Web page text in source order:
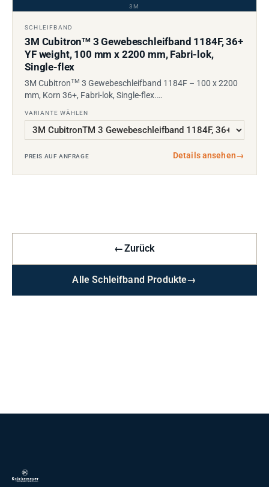
3M
SCHLEIFBAND
3M CubitronTM3 Gewebeschleifband 1184F, 36+
YF weight, 100 mm x 2200 mm, Fabri-lok,
Single-flex
3M CubitronTM 3 Gewebeschleifband 1184F – 100 x 2200
mm, Korn 36+, Fabri-lok, Single-flex.…
VARIANTE WÄHLEN
PREIS AUF ANFRAGE Details ansehen→
←Zurück
Alle Schleifband Produkte→